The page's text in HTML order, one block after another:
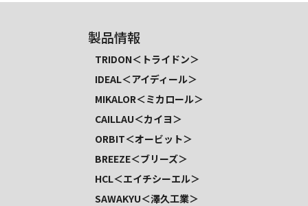
製品情報
TRIDON＜トライドン＞
IDEAL＜アイディール＞
MIKALOR＜ミカロール＞
CAILLAU＜カイヨ＞
ORBIT＜オービット＞
BREEZE＜ブリーズ＞
HCL＜エイチシーエル＞
SAWAKYU＜澤久工業＞